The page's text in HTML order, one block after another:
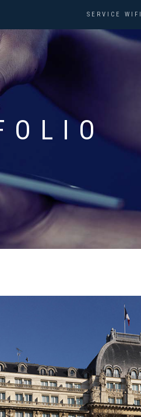
SERVICE WIFI